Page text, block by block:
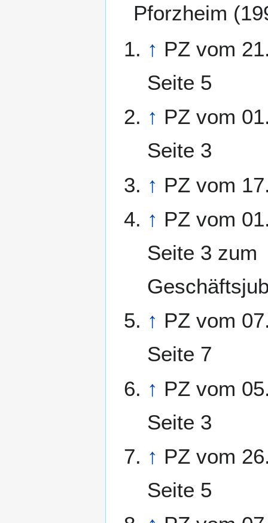
Pforzheim
↑ PZ vom
Seite 5
↑ PZ vom
Seite 3
↑ PZ vom
↑ PZ vom
Seite 3 zum
↑ PZ vom
Seite 7
↑ PZ vom
Seite 3
↑ PZ vom
Seite 5